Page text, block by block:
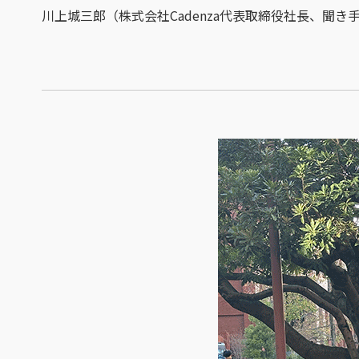
川上城三郎（株式会社Cadenza代表取締役社長、聞き